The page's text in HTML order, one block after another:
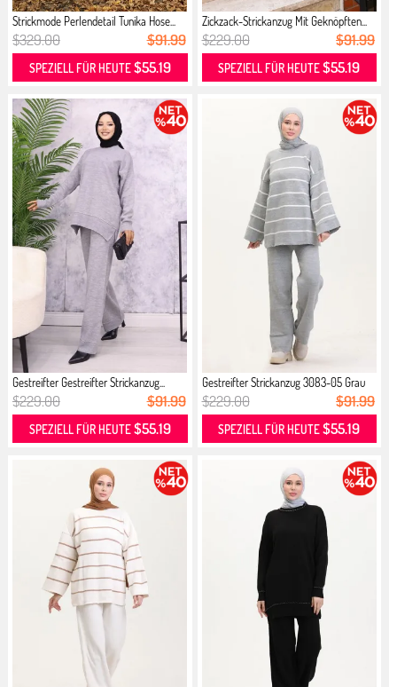
Strickmode Perlendetail Tunika Hose...
$329.00 $91.99
SPEZIELL FÜR HEUTE$55.19
Zickzack-Strickanzug Mit Geknöpften...
$229.00 $91.99
SPEZIELL FÜR HEUTE$55.19
Gestreifter Gestreifter Strickanzug...
$229.00 $91.99
SPEZIELL FÜR HEUTE$55.19
Gestreifter Strickanzug 3083-05 Grau
$229.00 $91.99
SPEZIELL FÜR HEUTE$55.19